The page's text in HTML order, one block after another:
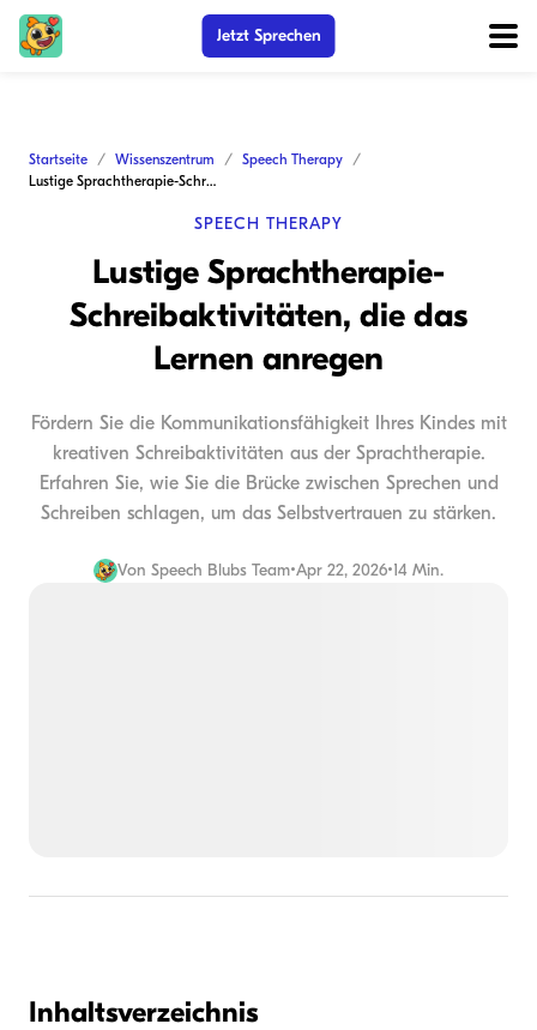
Jetzt Sprechen
Startseite Wissenszentrum
Speech Therapy
Lustige Sprachtherapie-Schreibaktivitäten, die das Lernen anregen
SPEECH THERAPY
Lustige Sprachtherapie-
Schreibaktivitäten, die das
Lernen anregen
Fördern Sie die Kommunikationsfähigkeit Ihres Kindes mit
kreativen Schreibaktivitäten aus der Sprachtherapie.
Erfahren Sie, wie Sie die Brücke zwischen Sprechen und
Schreiben schlagen, um das Selbstvertrauen zu stärken.
Von Speech Blubs Team•Apr 22, 2026•14 Min.
Inhaltsverzeichnis